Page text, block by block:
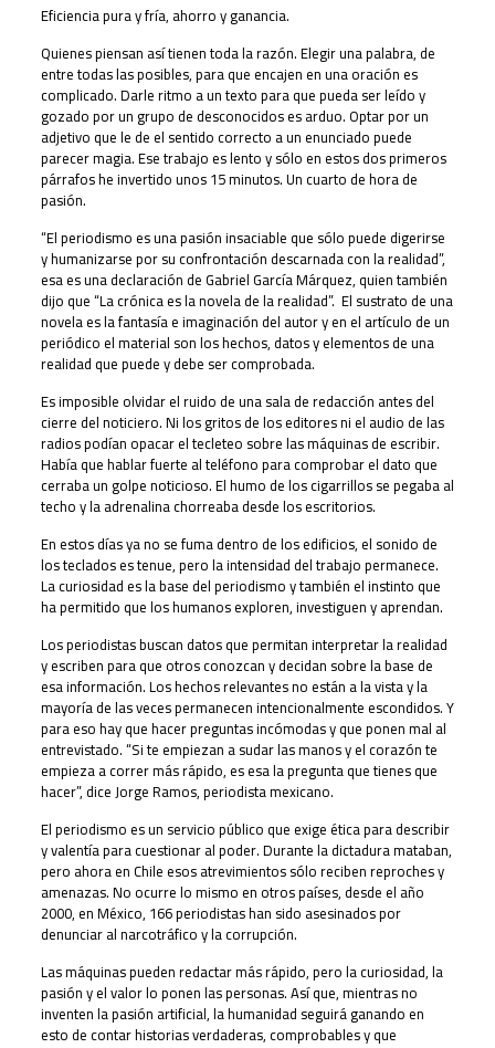
Eficiencia pura y fría, ahorro y ganancia.
Quienes piensan así tienen toda la razón. Elegir una palabra, de
entre todas las posibles, para que encajen en una oración es
complicado. Darle ritmo a un texto para que pueda ser leído y
gozado por un grupo de desconocidos es arduo. Optar por un
adjetivo que le de el sentido correcto a un enunciado puede
parecer magia. Ese trabajo es lento y sólo en estos dos primeros
párrafos he invertido unos 15 minutos. Un cuarto de hora de
pasión.
“El periodismo es una pasión insaciable que sólo puede digerirse
y humanizarse por su confrontación descarnada con la realidad”,
esa es una declaración de Gabriel García Márquez, quien también
dijo que “La crónica es la novela de la realidad”. El sustrato de una
novela es la fantasía e imaginación del autor y en el artículo de un
periódico el material son los hechos, datos y elementos de una
realidad que puede y debe ser comprobada.
Es imposible olvidar el ruido de una sala de redacción antes del
cierre del noticiero. Ni los gritos de los editores ni el audio de las
radios podían opacar el tecleteo sobre las máquinas de escribir.
Había que hablar fuerte al teléfono para comprobar el dato que
cerraba un golpe noticioso. El humo de los cigarrillos se pegaba al
techo y la adrenalina chorreaba desde los escritorios.
En estos días ya no se fuma dentro de los edificios, el sonido de
los teclados es tenue, pero la intensidad del trabajo permanece.
La curiosidad es la base del periodismo y también el instinto que
ha permitido que los humanos exploren, investiguen y aprendan.
Los periodistas buscan datos que permitan interpretar la realidad
y escriben para que otros conozcan y decidan sobre la base de
esa información. Los hechos relevantes no están a la vista y la
mayoría de las veces permanecen intencionalmente escondidos. Y
para eso hay que hacer preguntas incómodas y que ponen mal al
entrevistado. “Si te empiezan a sudar las manos y el corazón te
empieza a correr más rápido, es esa la pregunta que tienes que
hacer”, dice Jorge Ramos, periodista mexicano.
El periodismo es un servicio público que exige ética para describir
y valentía para cuestionar al poder. Durante la dictadura mataban,
pero ahora en Chile esos atrevimientos sólo reciben reproches y
amenazas. No ocurre lo mismo en otros países, desde el año
2000, en México, 166 periodistas han sido asesinados por
denunciar al narcotráfico y la corrupción.
Las máquinas pueden redactar más rápido, pero la curiosidad, la
pasión y el valor lo ponen las personas. Así que, mientras no
inventen la pasión artificial, la humanidad seguirá ganando en
esto de contar historias verdaderas, comprobables y que